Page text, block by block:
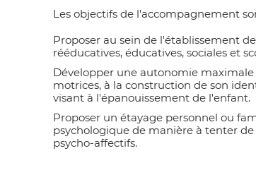
Les objectifs de l'accompagnement
Proposer au sein de l'établissement
rééducatives, éducatives, sociales et
Développer une autonomie
motrices, à la construction de son
visant à l'épanouissement de l'enfant.
Proposer un étayage personnel ou
psychologique de manière à tenter
psycho-affectifs.